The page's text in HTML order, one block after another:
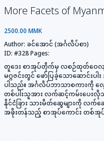
More Facets of
2500.00 MMK
Author: ခင်အောင် (အင်္ဂလိပ်စာ)
ID: #328Pages:
တူဒေး စာအုပ်တိုက်မှ လစဉ်ထုတ်ဝေလျက်ရှိ
မဂ္ဂဇင်းတွင် ဖော်ပြခဲ့သောဆောင်း
ပါသည်။ အင်္ဂလိပ်ဘာသာစကားကို လေ့
တစ်ပါးသူအား လက်ဆင့်ကမ်းပေးလိုသည့်
နိုင်ငံခြား သားမိတ်ဆွေများကို လ
အဖိုးတန်သည့် စာအုပ်ကောင်း တစ်အု